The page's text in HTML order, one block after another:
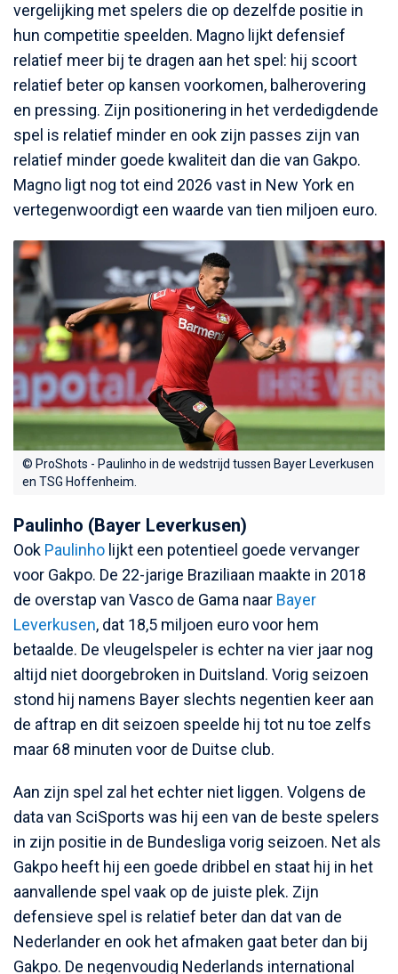
vergelijking met spelers die op dezelfde positie in
hun competitie speelden. Magno lijkt defensief
relatief meer bij te dragen aan het spel: hij scoort
relatief beter op kansen voorkomen, balherovering
en pressing. Zijn positionering in het verdedigdende
spel is relatief minder en ook zijn passes zijn van
relatief minder goede kwaliteit dan die van Gakpo.
Magno ligt nog tot eind 2026 vast in New York en
vertegenwoordigt een waarde van tien miljoen euro.
© ProShots - Paulinho in de wedstrijd tussen Bayer Leverkusen
en TSG Hoffenheim.
Paulinho (Bayer Leverkusen)
Ook Paulinho lijkt een potentieel goede vervanger
voor Gakpo. De 22-jarige Braziliaan maakte in 2018
de overstap van Vasco de Gama naar Bayer
Leverkusen, dat 18,5 miljoen euro voor hem
betaalde. De vleugelspeler is echter na vier jaar nog
altijd niet doorgebroken in Duitsland. Vorig seizoen
stond hij namens Bayer slechts negentien keer aan
de aftrap en dit seizoen speelde hij tot nu toe zelfs
maar 68 minuten voor de Duitse club.
Aan zijn spel zal het echter niet liggen. Volgens de
data van SciSports was hij een van de beste spelers
in zijn positie in de Bundesliga vorig seizoen. Net als
Gakpo heeft hij een goede dribbel en staat hij in het
aanvallende spel vaak op de juiste plek. Zijn
defensieve spel is relatief beter dan dat van de
Nederlander en ook het afmaken gaat beter dan bij
Gakpo. De negenvoudig Nederlands international